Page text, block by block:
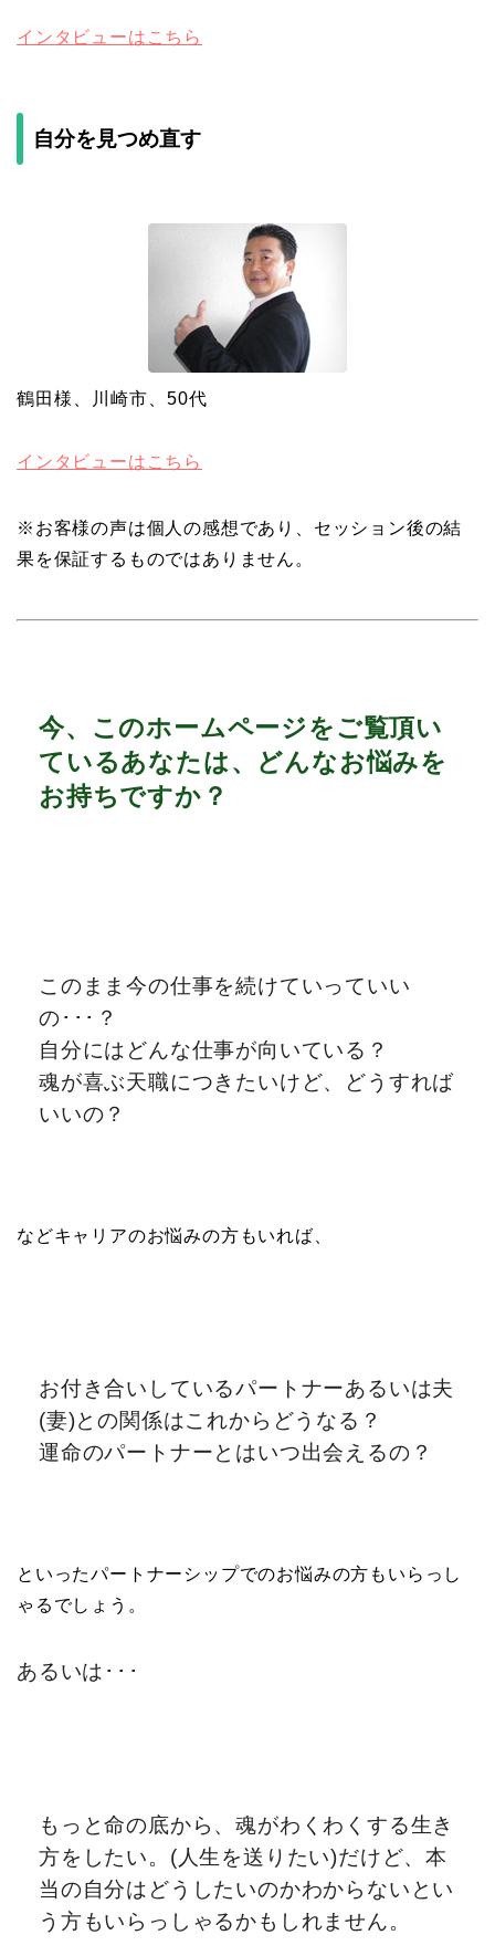
インタビューはこちら
自分を見つめ直す
鶴田様、川崎市、50代
インタビューはこちら
※お客様の声は個人の感想であり、セッション後の結
果を保証するものではありません。
今、このホームページをご覧頂い
ているあなたは、どんなお悩みを
お持ちですか？
このまま今の仕事を続けていっていい
の･･･？
自分にはどんな仕事が向いている？
魂が喜ぶ天職につきたいけど、どうすれば
いいの？
などキャリアのお悩みの方もいれば、
お付き合いしているパートナーあるいは夫
(妻)との関係はこれからどうなる？
運命のパートナーとはいつ出会えるの？
といったパートナーシップでのお悩みの方もいらっし
ゃるでしょう。
あるいは･･･
もっと命の底から、魂がわくわくする生き
方をしたい。(人生を送りたい)だけど、本
当の自分はどうしたいのかわからないとい
う方もいらっしゃるかもしれません。